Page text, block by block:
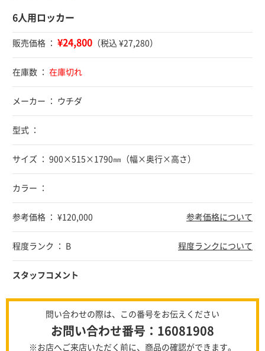
6人用ロッカー
販売価格 ： ¥24,800 （税込 ¥27,280）
在庫数 ： 在庫切れ
メーカー ： ウチダ
型式 ：
サイズ ： 900×515×1790㎜（幅×奥行×高さ）
カラー ：
参考価格 ： ¥120,000 参考価格について
程度ランク ： B 程度ランクについて
スタッフコメント
問い合わせの際は、この番号をお伝えください
お問い合わせ番号：16081908
※お店へご来店いただく前に、商品の確認ができます。